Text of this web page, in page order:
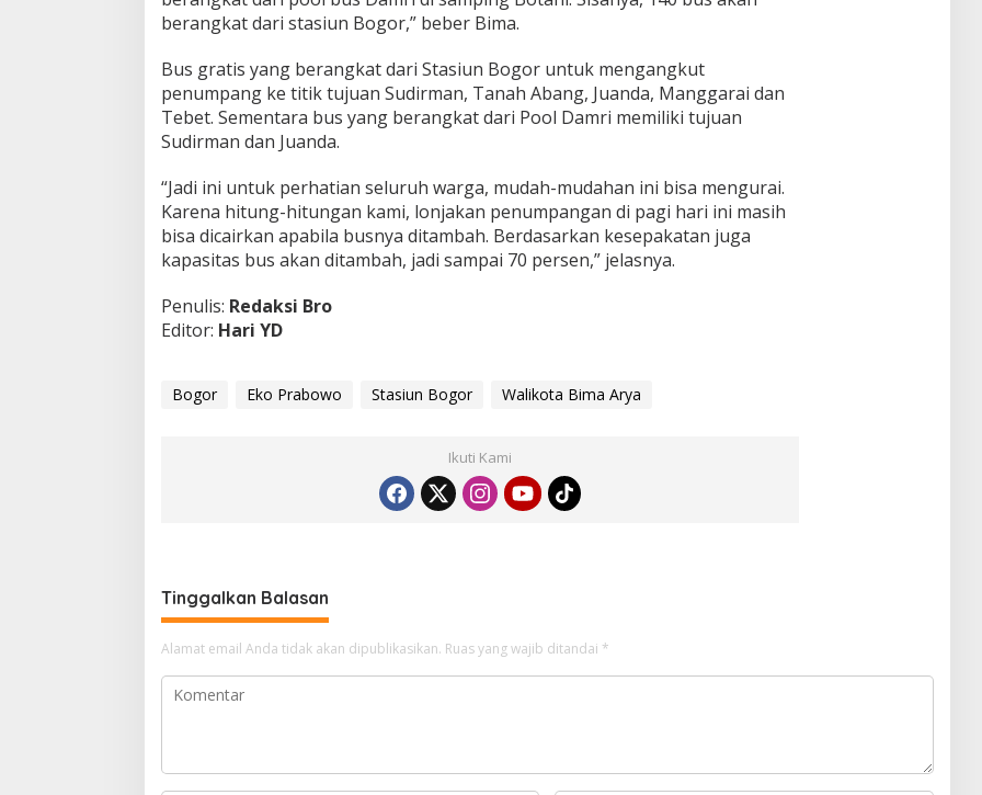
berangkat dari stasiun Bogor,” beber Bima.
Bus gratis yang berangkat dari Stasiun Bogor untuk mengangkut
penumpang ke titik tujuan Sudirman, Tanah Abang, Juanda, Manggarai dan
Tebet. Sementara bus yang berangkat dari Pool Damri memiliki tujuan
Sudirman dan Juanda.
“Jadi ini untuk perhatian seluruh warga, mudah-mudahan ini bisa mengurai.
Karena hitung-hitungan kami, lonjakan penumpangan di pagi hari ini masih
bisa dicairkan apabila busnya ditambah. Berdasarkan kesepakatan juga
kapasitas bus akan ditambah, jadi sampai 70 persen,” jelasnya.
Penulis: Redaksi Bro
Editor: Hari YD
Bogor Eko Prabowo Stasiun Bogor Walikota Bima Arya
Ikuti Kami
Tinggalkan Balasan
Alamat email Anda tidak akan dipublikasikan. Ruas yang wajib ditandai *